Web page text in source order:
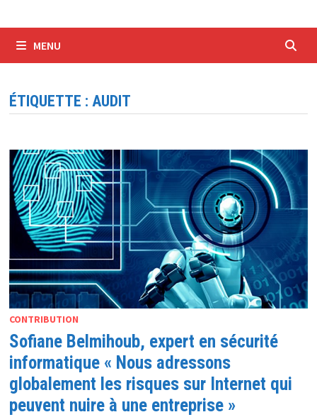
MENU
ÉTIQUETTE : AUDIT
CONTRIBUTION
Sofiane Belmihoub, expert en sécurité
informatique « Nous adressons
globalement les risques sur Internet qui
peuvent nuire à une entreprise »